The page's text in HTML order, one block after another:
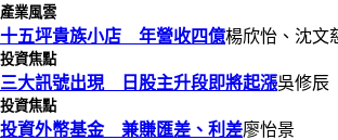
產業風雲
十五坪貴族小店 年營收四億楊欣怡、沈文
投資焦點
三大訊號出現 日股主升段即將起漲吳修辰
投資焦點
投資外幣基金 兼賺匯差、利差廖怡景